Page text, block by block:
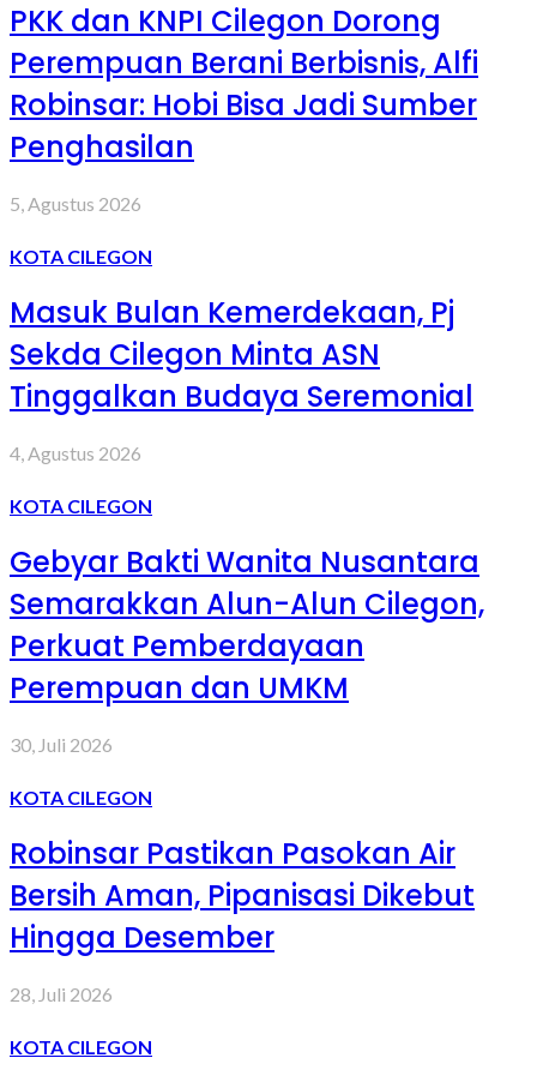
PKK dan KNPI Cilegon Dorong
Perempuan Berani Berbisnis, Alfi
Robinsar: Hobi Bisa Jadi Sumber
Penghasilan
5, Agustus 2026
KOTA CILEGON
Masuk Bulan Kemerdekaan, Pj
Sekda Cilegon Minta ASN
Tinggalkan Budaya Seremonial
4, Agustus 2026
KOTA CILEGON
Gebyar Bakti Wanita Nusantara
Semarakkan Alun-Alun Cilegon,
Perkuat Pemberdayaan
Perempuan dan UMKM
30, Juli 2026
KOTA CILEGON
Robinsar Pastikan Pasokan Air
Bersih Aman, Pipanisasi Dikebut
Hingga Desember
28, Juli 2026
KOTA CILEGON